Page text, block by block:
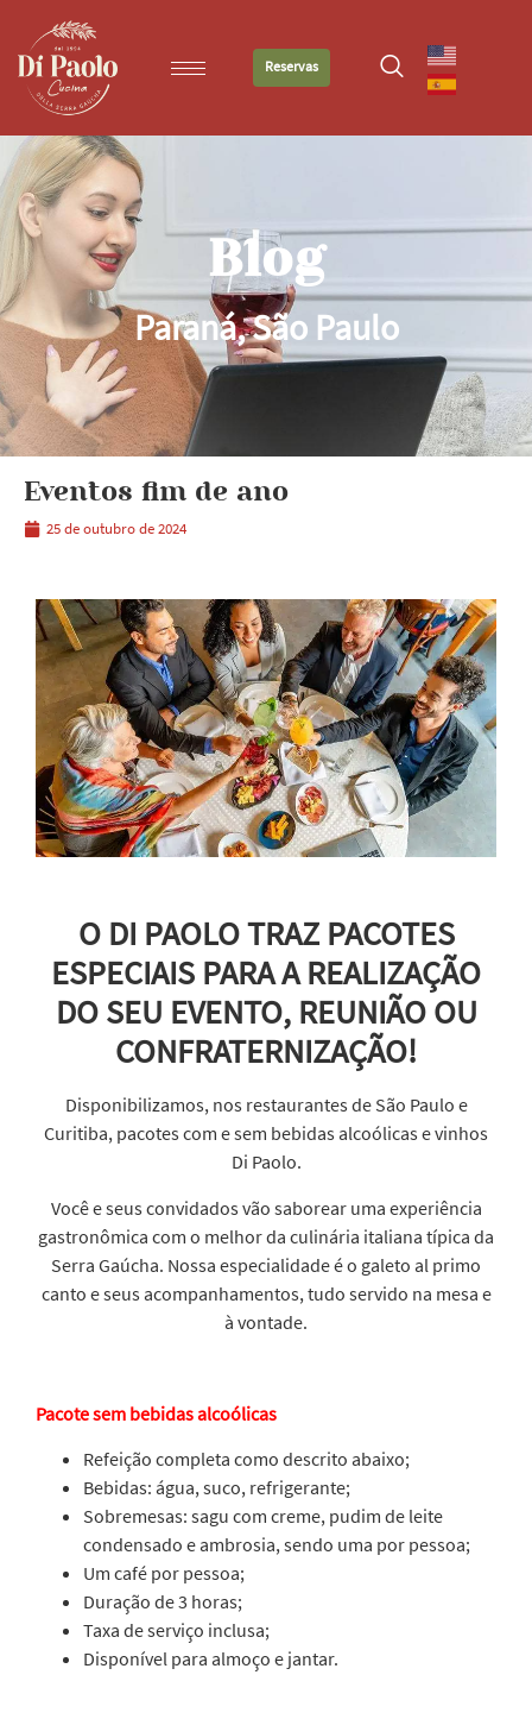
Reservas
Blog
Paraná,São Paulo
Eventos fim de ano
25 de outubro de 2024
O DI PAOLO TRAZ PACOTES
ESPECIAIS PARA A REALIZAÇÃO
DO SEU EVENTO, REUNIÃO OU
CONFRATERNIZAÇÃO!
Disponibilizamos, nos restaurantes de São Paulo e
Curitiba, pacotes com e sem bebidas alcoólicas e vinhos
Di Paolo.
Você e seus convidados vão saborear uma experiência
gastronômica com o melhor da culinária italiana típica da
Serra Gaúcha. Nossa especialidade é o galeto al primo
canto e seus acompanhamentos, tudo servido na mesa e
à vontade.
Pacote sem bebidas alcoólicas
Refeição completa como descrito abaixo;
Bebidas: água, suco, refrigerante;
Sobremesas: sagu com creme, pudim de leite
condensado e ambrosia, sendo uma por pessoa;
Um café por pessoa;
Duração de 3 horas;
Taxa de serviço inclusa;
Disponível para almoço e jantar.